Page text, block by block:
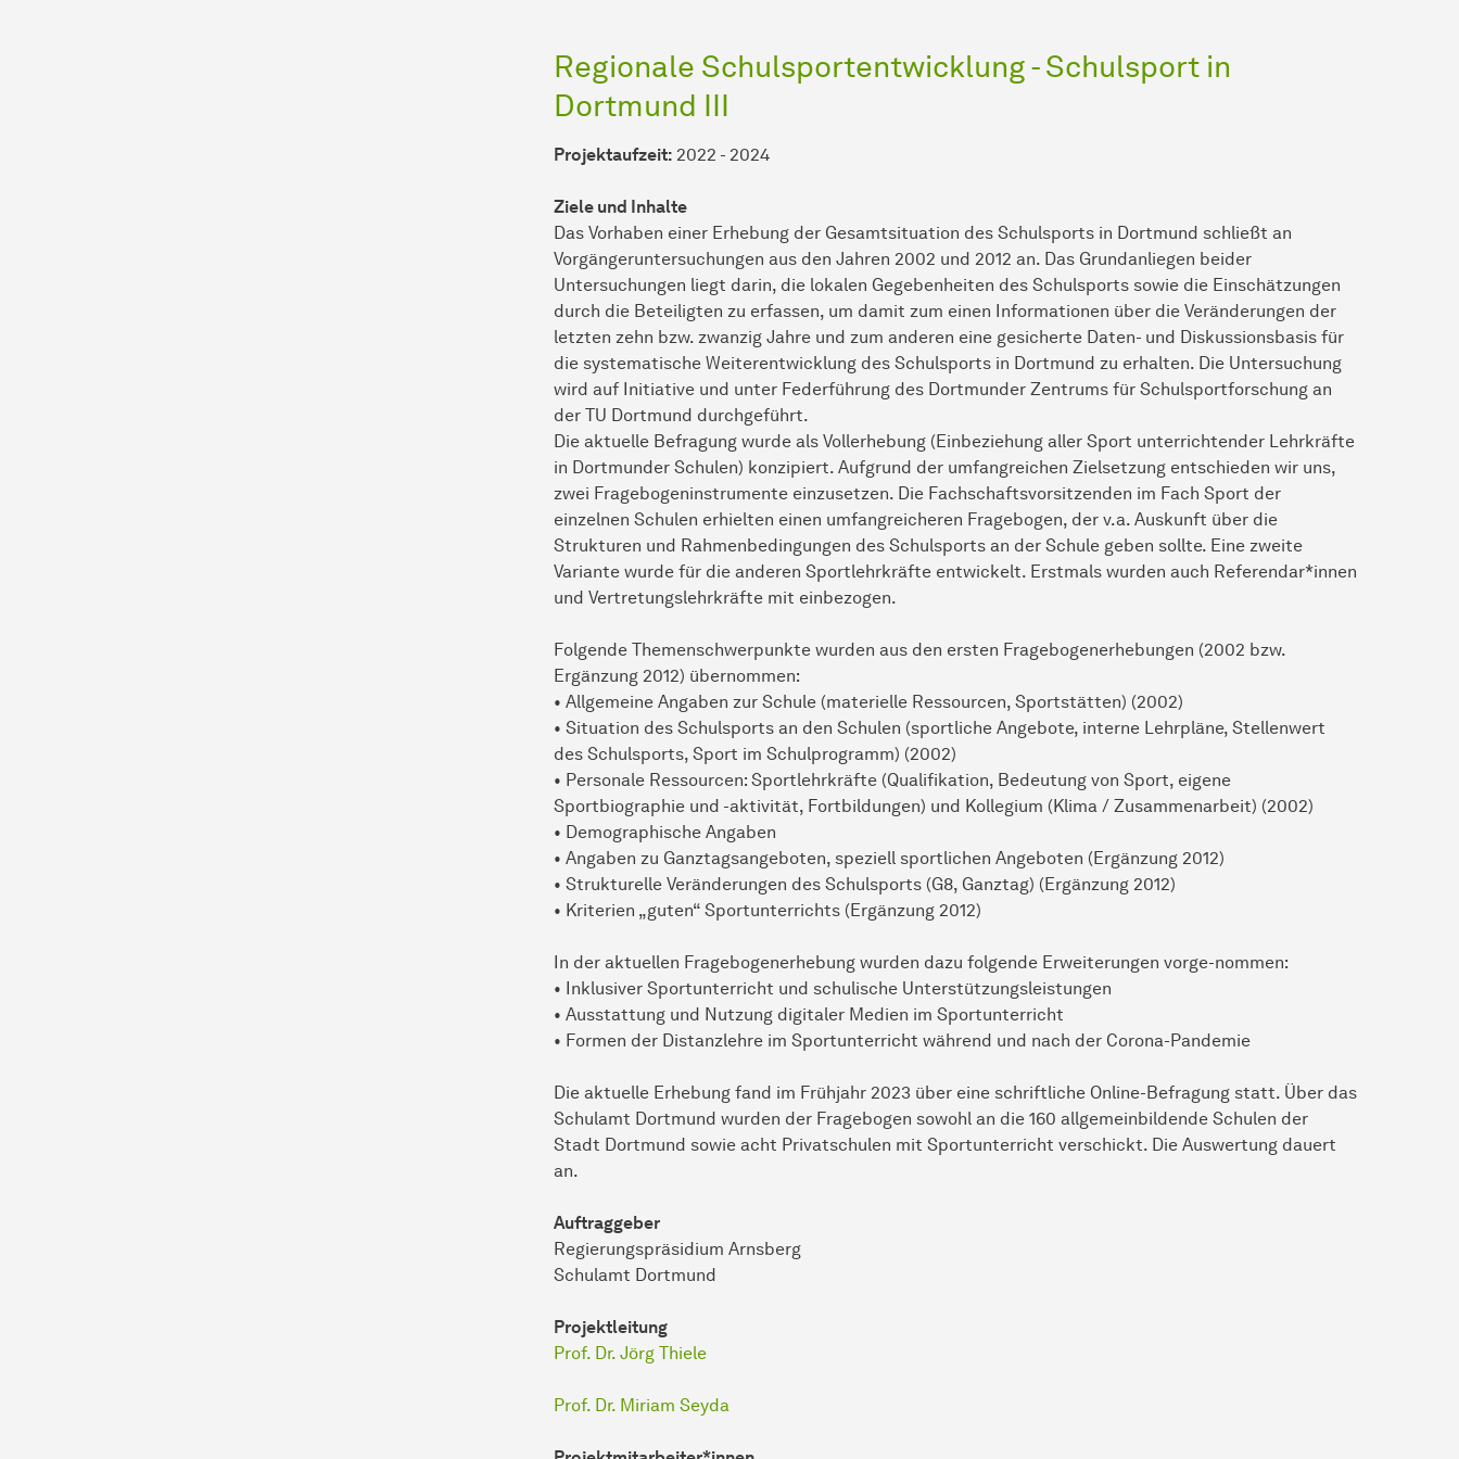
Regionale Schulsportentwicklung - Schulsport in
Dortmund III
Projektaufzeit: 2022 - 2024
Ziele und Inhalte
Das Vorhaben einer Erhebung der Gesamtsituation des Schulsports in Dortmund schließt an
Vorgängeruntersuchungen aus den Jahren 2002 und 2012 an. Das Grundanliegen beider
Untersuchungen liegt darin, die lokalen Gegebenheiten des Schulsports sowie die Einschätzungen
durch die Beteiligten zu erfassen, um damit zum einen Informationen über die Veränderungen der
letzten zehn bzw. zwanzig Jahre und zum anderen eine gesicherte Daten- und Diskussionsbasis für
die systematische Weiterentwicklung des Schulsports in Dortmund zu erhalten. Die Untersuchung
wird auf Initiative und unter Federführung des Dortmunder Zentrums für Schulsportforschung an
der TU Dortmund durchgeführt.
Die aktuelle Befragung wurde als Vollerhebung (Einbeziehung aller Sport unterrichtender Lehrkräfte
in Dortmunder Schulen) konzipiert. Aufgrund der umfangreichen Zielsetzung entschieden wir uns,
zwei Fragebogeninstrumente einzusetzen. Die Fachschaftsvorsitzenden im Fach Sport der
einzelnen Schulen erhielten einen umfangreicheren Fragebogen, der v.a. Auskunft über die
Strukturen und Rahmenbedingungen des Schulsports an der Schule geben sollte. Eine zweite
Variante wurde für die anderen Sportlehrkräfte entwickelt. Erstmals wurden auch Referendar*innen
und Vertretungslehrkräfte mit einbezogen.
Folgende Themenschwerpunkte wurden aus den ersten Fragebogenerhebungen (2002 bzw.
Ergänzung 2012) übernommen:
• Allgemeine Angaben zur Schule (materielle Ressourcen, Sportstätten) (2002)
• Situation des Schulsports an den Schulen (sportliche Angebote, interne Lehrpläne, Stellenwert
des Schulsports, Sport im Schulprogramm) (2002)
• Personale Ressourcen: Sportlehrkräfte (Qualifikation, Bedeutung von Sport, eigene
Sportbiographie und -aktivität, Fortbildungen) und Kollegium (Klima / Zusammenarbeit) (2002)
• Demographische Angaben
• Angaben zu Ganztagsangeboten, speziell sportlichen Angeboten (Ergänzung 2012)
• Strukturelle Veränderungen des Schulsports (G8, Ganztag) (Ergänzung 2012)
• Kriterien „guten“ Sportunterrichts (Ergänzung 2012)
In der aktuellen Fragebogenerhebung wurden dazu folgende Erweiterungen vorge-nommen:
• Inklusiver Sportunterricht und schulische Unterstützungsleistungen
• Ausstattung und Nutzung digitaler Medien im Sportunterricht
• Formen der Distanzlehre im Sportunterricht während und nach der Corona-Pandemie
Die aktuelle Erhebung fand im Frühjahr 2023 über eine schriftliche Online-Befragung statt. Über das
Schulamt Dortmund wurden der Fragebogen sowohl an die 160 allgemeinbildende Schulen der
Stadt Dortmund sowie acht Privatschulen mit Sportunterricht verschickt. Die Auswertung dauert
an.
Auftraggeber
Regierungspräsidium Arnsberg
Schulamt Dortmund
Projektleitung
Prof. Dr. Jörg Thiele
Prof. Dr. Miriam Seyda